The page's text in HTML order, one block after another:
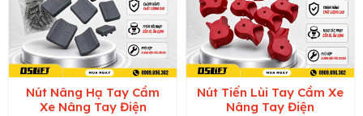
Nút Nâng Hạ Tay Cầm
Xe Nâng Tay Điện
Nút Tiến Lùi Tay Cầm Xe
Nâng Tay Điện